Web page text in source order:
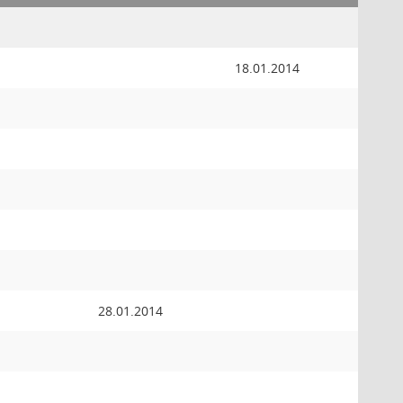
18.01.2014
28.01.2014